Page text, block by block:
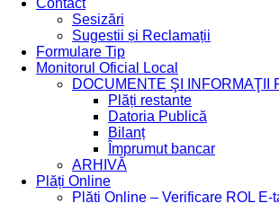
Contact
Sesizări
Sugestii și Reclamații
Formulare Tip
Monitorul Oficial Local
DOCUMENTE ŞI INFORMAŢII
Plăți restante
Datoria Publică
Bilanț
Împrumut bancar
ARHIVĂ
Plăți Online
Plăți Online – Verificare ROL E-